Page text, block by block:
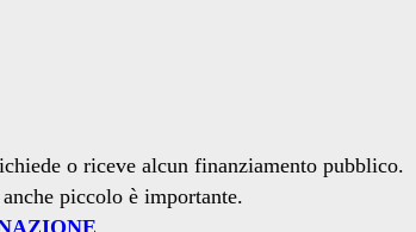
o riceve alcun finanziamento pubblico.
piccolo è importante.